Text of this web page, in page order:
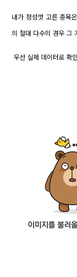
내가 정성껏 고른 종목
의 절대 다수의 경우 그
우선 실제 데이터로 확